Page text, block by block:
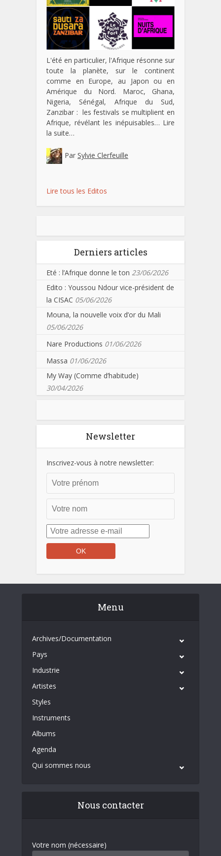
L'été en particulier, l'Afrique résonne sur
toute la planète, sur le continent
comme en Europe, au Japon ou en
Amérique du Nord. Maroc, Ghana,
Nigeria, Sénégal, Afrique du Sud,
Zanzibar : les festivals se multiplient en
Afrique, révélant les inépuisables… Lire
la suite…
Par Sylvie Clerfeuille
Lire tous les Editos
Derniers articles
Eté : l’Afrique donne le ton 23/06/2026
Edito : Youssou Ndour vice-président de
la CISAC 05/06/2026
Mouna, la nouvelle voix d’or du Mali
05/06/2026
Nare Productions 01/06/2026
Massa 01/06/2026
My Way (Comme d’habitude)
30/04/2026
Newsletter
Inscrivez-vous à notre newsletter:
Menu
Archives/Documentation
Pays
Industrie
Artistes
Styles
Instruments
Albums
Agenda
Qui sommes nous
Nous contacter
Votre nom (nécessaire)